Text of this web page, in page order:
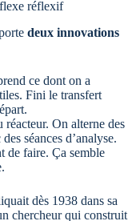
réflexif
deux innovations
ce dont on a
Fini le transfert
réacteur. On alterne des
séances d’analyse.
de faire. Ça semble
dès 1938 dans sa
chercheur qui construit